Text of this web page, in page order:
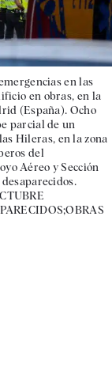
en las
en obras, en la
(España). Ocho
parcial de un
Hileras, en la zona
del
Aéreo y Sección